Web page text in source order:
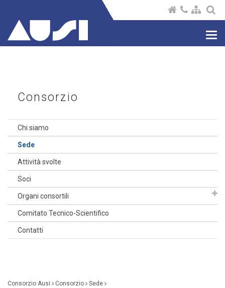
Consorzio
Chi siamo
Sede
Attività svolte
Soci
Organi consortili
Comitato Tecnico-Scientifico
Contatti
Consorzio Ausi Consorzio Sede